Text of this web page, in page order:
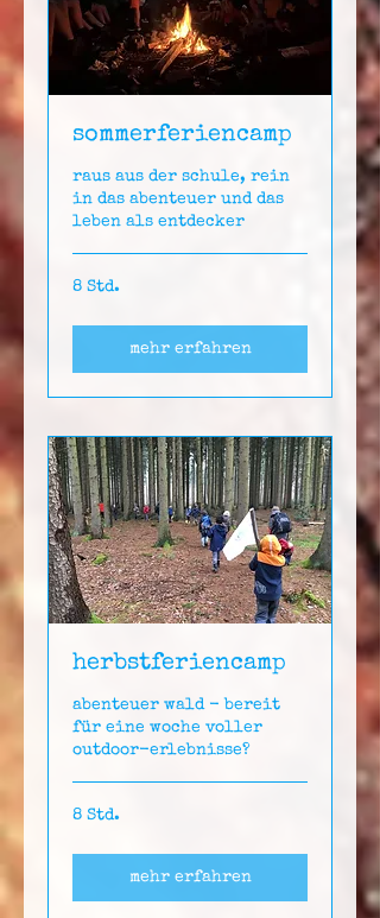
sommerferiencamp
raus aus der schule, rein
in das abenteuer und das
leben als entdecker
8 Std.
mehr erfahren
herbstferiencamp
abenteuer wald - bereit
für eine woche voller
outdoor-erlebnisse?
8 Std.
mehr erfahren